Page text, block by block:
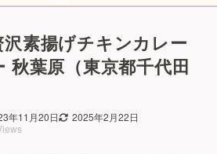
沢素揚げチキンカレー
秋葉原（東京都千代田
年11月20日 2025年2月22日